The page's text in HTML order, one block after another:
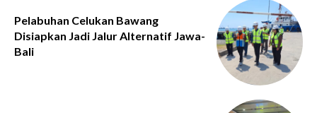
Pelabuhan Celukan Bawang
Disiapkan Jadi Jalur Alternatif Jawa-
Bali